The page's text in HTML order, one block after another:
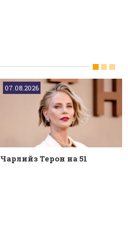
07.08.2026
Чарлийз Терон на 51